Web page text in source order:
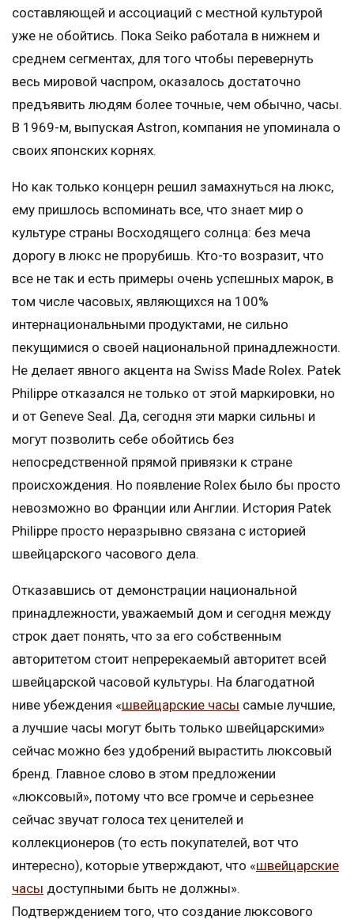
составляющей и ассоциаций с местной культурой
уже не обойтись. Пока Seiko работала в нижнем и
среднем сегментах, для того чтобы перевернуть
весь мировой часпром, оказалось достаточно
предъявить людям более точные, чем обычно, часы.
В 1969-м, выпуская Astron, компания не упоминала о
своих японских корнях.
Но как только концерн решил замахнуться на люкс,
ему пришлось вспоминать все, что знает мир о
культуре страны Восходящего солнца: без меча
дорогу в люкс не прорубишь. Кто-то возразит, что
все не так и есть примеры очень успешных марок, в
том числе часовых, являющихся на 100%
интернациональными продуктами, не сильно
пекущимися о своей национальной принадлежности.
Не делает явного акцента на Swiss Made Rolex. Patek
Philippe отказался не только от этой маркировки, но
и от Geneve Seal. Да, сегодня эти марки сильны и
могут позволить себе обойтись без
непосредственной прямой привязки к стране
происхождения. Но появление Rolex было бы просто
невозможно во Франции или Англии. История Patek
Philippe просто неразрывно связана с историей
швейцарского часового дела.
Отказавшись от демонстрации национальной
принадлежности, уважаемый дом и сегодня между
строк дает понять, что за его собственным
авторитетом стоит непререкаемый авторитет всей
швейцарской часовой культуры. На благодатной
ниве убеждения «швейцарские часы самые лучшие,
а лучшие часы могут быть только швейцарскими»
сейчас можно без удобрений вырастить люксовый
бренд. Главное слово в этом предложении
«люксовый», потому что все громче и серьезнее
сейчас звучат голоса тех ценителей и
коллекционеров (то есть покупателей, вот что
интересно), которые утверждают, что «швейцарские
часы доступными быть не должны».
Подтверждением того, что создание люксового